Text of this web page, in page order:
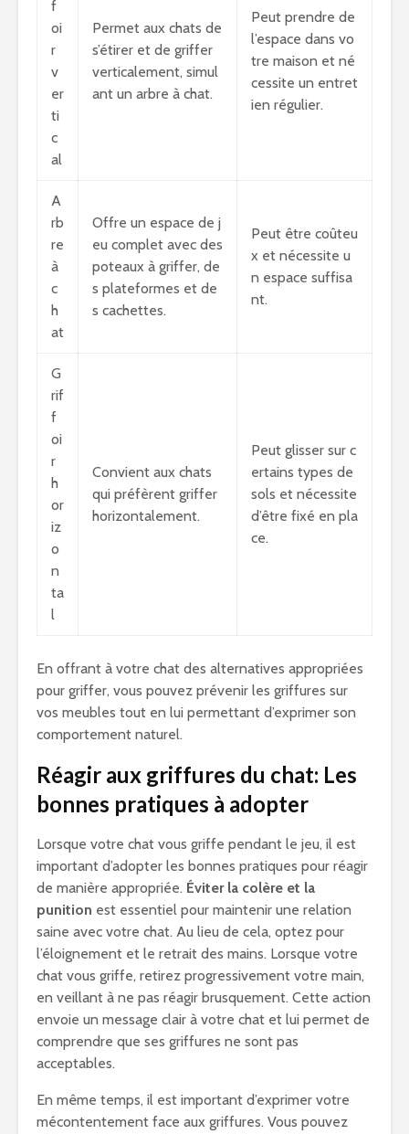
f
oi
r
v
er
ti
c
al
Permet aux chats de
s’étirer et de griffer
verticalement, simul
ant un arbre à chat.
Peut prendre de
l’espace dans vo
tre maison et né
cessite un entret
ien régulier.
A
rb
re
à
c
h
at
Offre un espace de j
eu complet avec des
poteaux à griffer, de
s plateformes et de
s cachettes.
Peut être coûteu
x et nécessite u
n espace suffisa
nt.
G
rif
f
oi
r
h
or
iz
o
n
ta
l
Convient aux chats
qui préfèrent griffer
horizontalement.
Peut glisser sur c
ertains types de
sols et nécessite
d’être fixé en pla
ce.
En offrant à votre chat des alternatives appropriées
pour griffer, vous pouvez prévenir les griffures sur
vos meubles tout en lui permettant d’exprimer son
comportement naturel.
Réagir aux griffures du chat: Les
bonnes pratiques à adopter
Lorsque votre chat vous griffe pendant le jeu, il est
important d’adopter les bonnes pratiques pour réagir
de manière appropriée. Éviter la colère et la
punition est essentiel pour maintenir une relation
saine avec votre chat. Au lieu de cela, optez pour
l’éloignement et le retrait des mains. Lorsque votre
chat vous griffe, retirez progressivement votre main,
en veillant à ne pas réagir brusquement. Cette action
envoie un message clair à votre chat et lui permet de
comprendre que ses griffures ne sont pas
acceptables.
En même temps, il est important d’exprimer votre
mécontentement face aux griffures. Vous pouvez